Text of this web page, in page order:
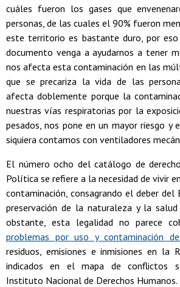
cuáles fueron los gases que
personas, de las cuales el 90% fueron
este territorio es bastante duro, por
documento venga a ayudarnos a tener
nos afecta esta contaminación en las
que se precariza la vida de las
afecta doblemente porque la
nuestras vías respiratorias por la
pesados, nos pone en un mayor riesgo y
siquiera contamos con ventiladores
El número ocho del catálogo de
Política se refiere a la necesidad de vivir
contaminación, consagrando el deber
preservación de la naturaleza y la
obstante, esta legalidad no parece
problemas por uso y contaminación
residuos, emisiones e inmisiones en la
indicados en el mapa de conflictos
Instituto Nacional de Derechos Humanos.